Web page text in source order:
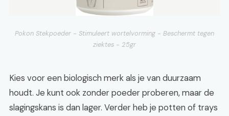
Pokon Stekpoeder - Stimuleert wortelvorming - Beschermt tegen
ziektes - 25gr
Kies voor een biologisch merk als je van duurzaam
houdt. Je kunt ook zonder poeder proberen, maar de
slagingskans is dan lager. Verder heb je potten of trays